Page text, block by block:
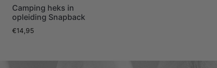
Camping heks in
opleiding Snapback
€14,95